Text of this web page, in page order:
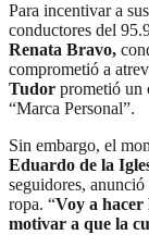
Para incentivar a
conductores del
Renata Bravo,
comprometió a
Tudor prometió un
“Marca Personal”.
Sin embargo, el
Eduardo de la
seguidores,
ropa. “Voy a hacer
motivar a que la